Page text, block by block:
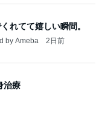
れてて嬉しい瞬間。
by Ameba 2日前
治療